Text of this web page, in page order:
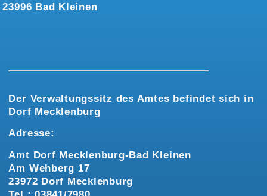
23996 Bad Kleinen
Der Verwaltungssitz des Amtes befindet sich in
Dorf Mecklenburg
Adresse:
Amt Dorf Mecklenburg-Bad Kleinen
Am Wehberg 17
23972 Dorf Mecklenburg